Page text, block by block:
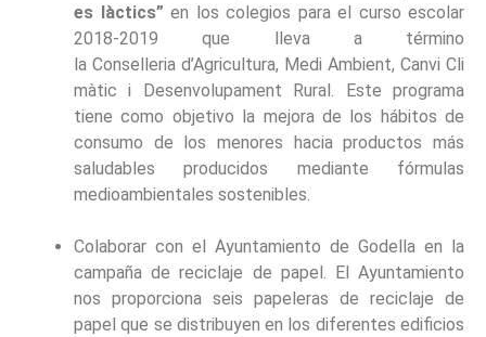
es làctics” en los colegios para el curso escolar
2018-2019 que lleva a término
la Conselleria d’Agricultura, Medi Ambient, Canvi Cli
màtic i Desenvolupament Rural. Este programa
tiene como objetivo la mejora de los hábitos de
consumo de los menores hacia productos más
saludables producidos mediante fórmulas
medioambientales sostenibles.
Colaborar con el Ayuntamiento de Godella en la
campaña de reciclaje de papel. El Ayuntamiento
nos proporciona seis papeleras de reciclaje de
papel que se distribuyen en los diferentes edificios